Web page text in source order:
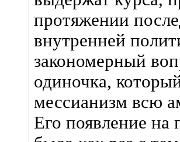
протяжении
внутренней
закономерный
одиночка,
мессианизм всю
Его появление